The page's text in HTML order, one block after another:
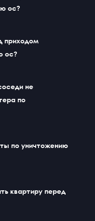
ос?
приходом
ос?
не
по
по уничтожению
квартиру перед